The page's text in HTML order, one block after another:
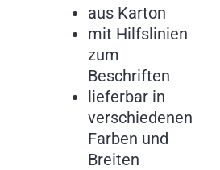
aus Karton
mit Hilfslinien
zum
Beschriften
lieferbar in
verschiedenen
Farben und
Breiten